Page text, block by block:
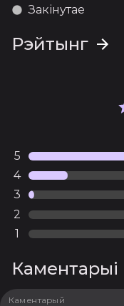
Закінутае
Рэйтынг
5
4
3
2
1
Каментарыі
Каментарый